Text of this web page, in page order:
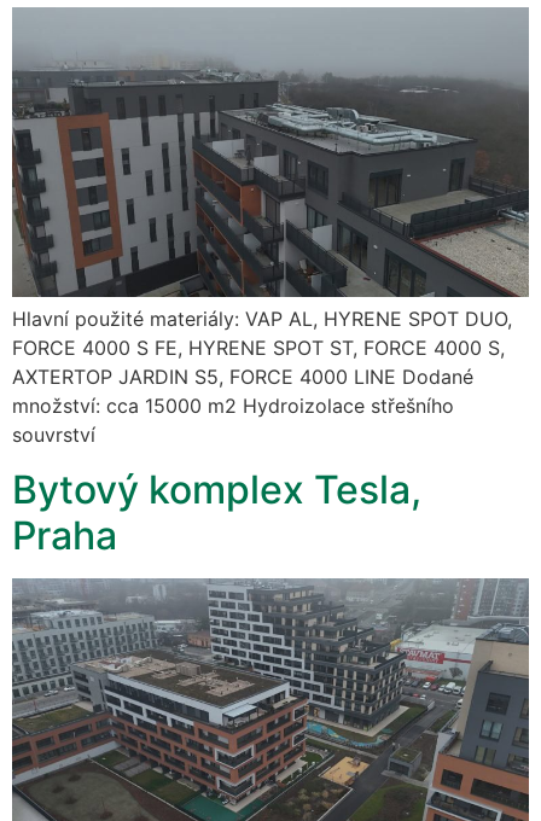
Hlavní použité materiály: VAP AL, HYRENE SPOT DUO,
FORCE 4000 S FE, HYRENE SPOT ST, FORCE 4000 S,
AXTERTOP JARDIN S5, FORCE 4000 LINE Dodané
množství: cca 15000 m2 Hydroizolace střešního
souvrství
Bytový komplex Tesla,
Praha